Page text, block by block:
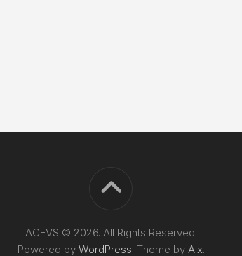
ACEVS © 2026. All Rights Reserved.
Powered by WordPress. Theme by Alx.